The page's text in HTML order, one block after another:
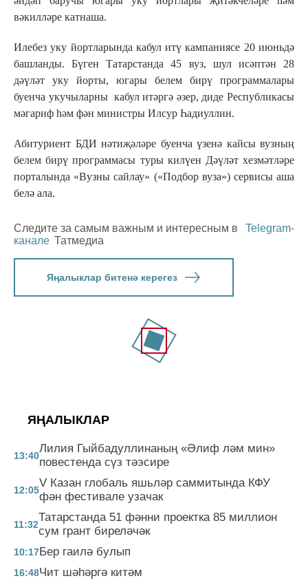
вәкилләре катнаша.
Илебез уку йортларында кабул итү кампаниясе 20 июньдә
башланды. Бүген Татарстанда 45 вуз, шул исәптән 28
дәүләт уку йорты, югары белем бирү программалары
буенча укучыларны кабул итәргә әзер, диде Республикасы
мәгариф һәм фән министры Илсур Һадиуллин.
Абитуриент БДИ нәтиҗәләре буенча үзенә кайсы вузның
белем бирү программасы туры килүен Дәүләт хезмәтләре
порталында «Вузны сайлау» («Подбор вуза») сервисы аша
белә ала.
Следите за самым важным и интересным в
Telegram-
канале Татмедиа
Яңалыклар битенә керегез
ЯҢАЛЫКЛАР
13:40
Лилия Гыйбадуллинаның «Әлиф ләм мин»
повестенда сүз тәэсире
12:05
V Казан глобаль яшьләр саммитында КФУ
фән фестивале узачак
11:32
Татарстанда 51 фәнни проектка 85 миллион
сум грант биреләчәк
10:17Бер гаилә булып
16:48Чит шәһәргә китәм